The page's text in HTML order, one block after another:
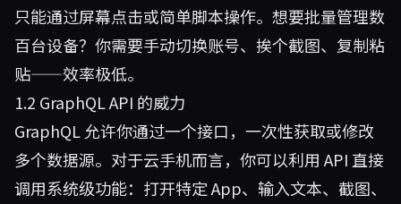
只能通过屏幕点击或简单脚本操作。想要批量管理数
百台设备？你需要手动切换账号、挨个截图、复制粘
贴——效率极低。
1.2 GraphQL API 的威力
GraphQL 允许你通过一个接口，一次性获取或修改
多个数据源。对于云手机而言，你可以利用 API 直接
调用系统级功能：打开特定 App、输入文本、截图、